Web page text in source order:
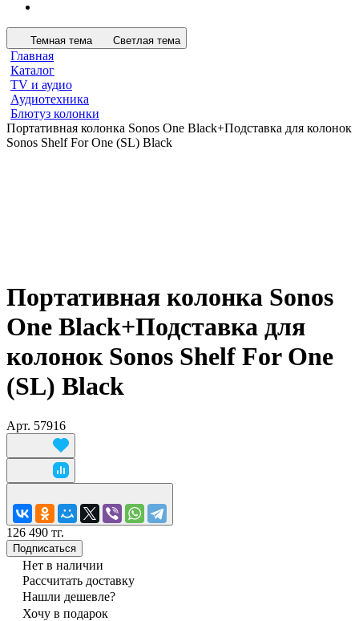
Темная тема Светлая тема
Главная
Каталог
TV и аудио
Аудиотехника
Блютуз колонки
Портативная колонка Sonos One Black+Подставка для колонок
Sonos Shelf For One (SL) Black
Портативная колонка Sonos
One Black+Подставка для
колонок Sonos Shelf For One
(SL) Black
Арт. 57916
126 490 тг.
Подписаться
Нет в наличии
Рассчитать доставку
Нашли дешевле?
Хочу в подарок